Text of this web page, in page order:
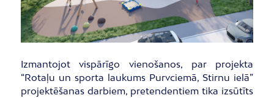
Izmantojot vispārīgo vienošanos, par projekta
“Rotaļu un sporta laukums Purvciemā, Stirnu ielā”
projektēšanas darbiem, pretendentiem tika izsūtīts